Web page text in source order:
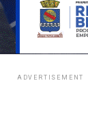
ADVERTISEMENT